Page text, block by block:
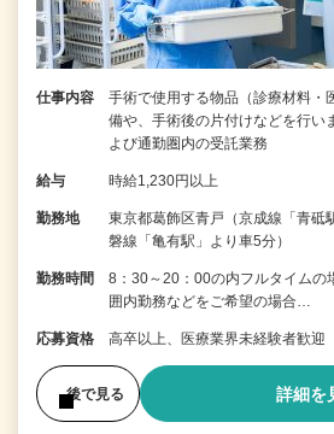
仕事内容
手術で使用する物品（診療材料・
備や、手術後の片付けなどを行い
よび通勤圏内の受託業務
給与 時給1,230円以上
勤務地
東京都葛飾区青戸（京成線「青砥
磐線「亀有駅」より車5分）
勤務時間
8：30～20：00の内フルタイム
囲内勤務などをご希望の場合…
応募資格 高卒以上、医療業界未経験者歓迎
後で見る 詳細を